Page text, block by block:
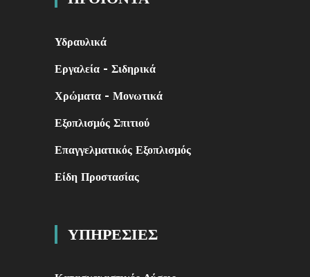
Υδραυλικά
Εργαλεία - Σιδηρικά
Χρώματα - Μονωτικά
Εξοπλισμός Σπιτιού
Επαγγελματικός Εξοπλισμός
Είδη Προστασίας
ΥΠΗΡΕΣΙΕΣ